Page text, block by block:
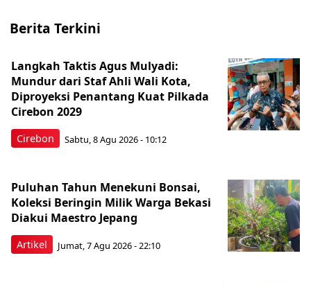
Berita Terkini
Cirebon
Langkah Taktis Agus Mulyadi:
Mundur dari Staf Ahli Wali Kota,
Diproyeksi Penantang Kuat Pilkada
Cirebon 2029
Sabtu, 8 Agu 2026 - 10:12
Artikel
Puluhan Tahun Menekuni Bonsai,
Koleksi Beringin Milik Warga Bekasi
Diakui Maestro Jepang
Jumat, 7 Agu 2026 - 22:10